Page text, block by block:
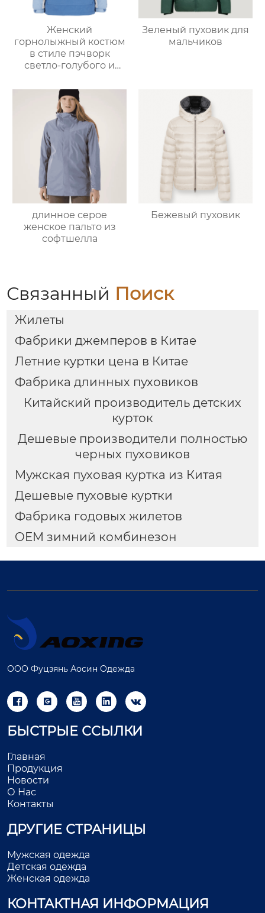
Женский
горнолыжный костюм
в стиле пэчворк
светло-голубого и
цвета
Зеленый пуховик для
мальчиков
длинное серое
женское пальто из
софтшелла
Бежевый пуховик
Связанный Поиск
Жилеты
Фабрики джемперов в Китае
Летние куртки цена в Китае
Фабрика длинных пуховиков
Китайский производитель детских
курток
Дешевые производители полностью
черных пуховиков
Мужская пуховая куртка из Китая
Дешевые пуховые куртки
Фабрика годовых жилетов
OEM зимний комбинезон
ООО Фуцзянь Аосин Одежда
    
БЫСТРЫЕ ССЫЛКИ
Главная
Продукция
Новости
О Нас
Контакты
ДРУГИЕ СТРАНИЦЫ
Мужская одежда
Детская одежда
Женская одежда
КОНТАКТНАЯ ИНФОРМАЦИЯ